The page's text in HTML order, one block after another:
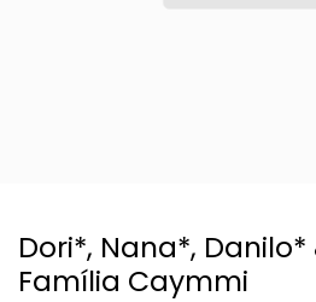
Dori*, Nana*,
Família Caymmi